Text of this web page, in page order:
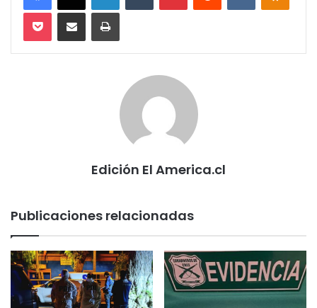
Pocket Compartir via email Imprimir
Edición El America.cl
Publicaciones relacionadas